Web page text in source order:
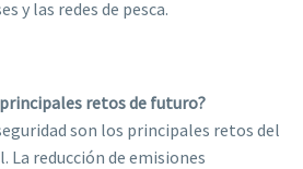
y las redes de pesca.
principales retos de futuro?
son los principales retos del
La reducción de emisiones